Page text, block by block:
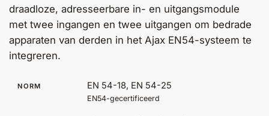
Merken
Help &
draadloze, adresseerbare in- en uitgangsmodule
met twee ingangen en twee uitgangen om bedrade
apparaten van derden in het Ajax EN54-systeem te
integreren.
NORM EN 54-18, EN 54-25
EN54-gecertificeerd